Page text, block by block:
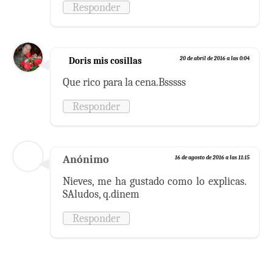
Responder
Doris mis cosillas 20 de abril de 2016 a las 0:04
Que rico para la cena.Bsssss
Responder
Anónimo 16 de agosto de 2016 a las 11:15
Nieves, me ha gustado como lo explicas.
SAludos, q.dinem
Responder